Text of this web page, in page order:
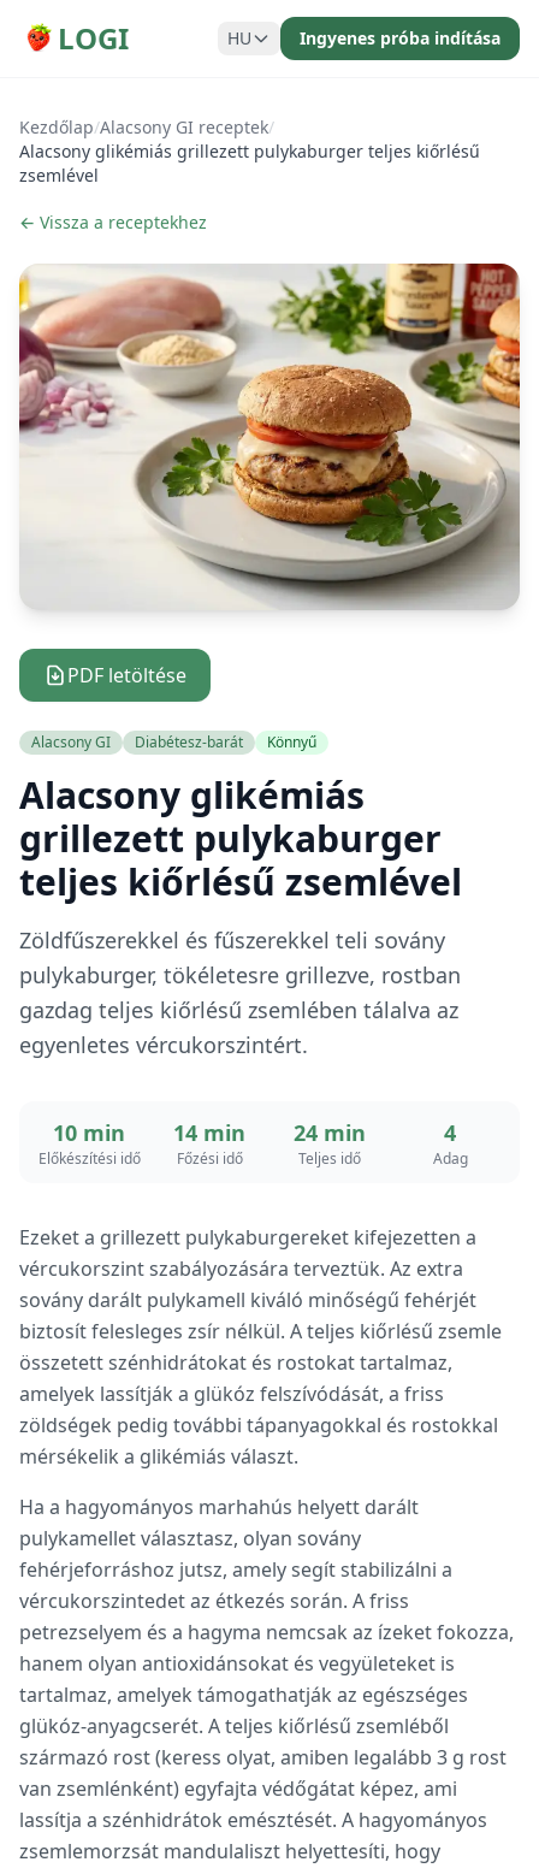
LOGI HU Ingyenes próba indítása
Kezdőlap/Alacsony GI receptek/
Alacsony glikémiás grillezett pulykaburger teljes kiőrlésű
zsemlével
← Vissza a receptekhez
PDF letöltése
Alacsony GI Diabétesz-barát Könnyű
Alacsony glikémiás
grillezett pulykaburger
teljes kiőrlésű zsemlével
Zöldfűszerekkel és fűszerekkel teli sovány
pulykaburger, tökéletesre grillezve, rostban
gazdag teljes kiőrlésű zsemlében tálalva az
egyenletes vércukorszintért.
10 min
Előkészítési idő
14 min
Főzési idő
24 min
Teljes idő
4
Adag
Ezeket a grillezett pulykaburgereket kifejezetten a
vércukorszint szabályozására terveztük. Az extra
sovány darált pulykamell kiváló minőségű fehérjét
biztosít felesleges zsír nélkül. A teljes kiőrlésű zsemle
összetett szénhidrátokat és rostokat tartalmaz,
amelyek lassítják a glükóz felszívódását, a friss
zöldségek pedig további tápanyagokkal és rostokkal
mérsékelik a glikémiás választ.
Ha a hagyományos marhahús helyett darált
pulykamellet választasz, olyan sovány
fehérjeforráshoz jutsz, amely segít stabilizálni a
vércukorszintedet az étkezés során. A friss
petrezselyem és a hagyma nemcsak az ízeket fokozza,
hanem olyan antioxidánsokat és vegyületeket is
tartalmaz, amelyek támogathatják az egészséges
glükóz-anyagcserét. A teljes kiőrlésű zsemléből
származó rost (keress olyat, amiben legalább 3 g rost
van zsemlénként) egyfajta védőgátat képez, ami
lassítja a szénhidrátok emésztését. A hagyományos
zsemlemorzsát mandulaliszt helyettesíti, hogy